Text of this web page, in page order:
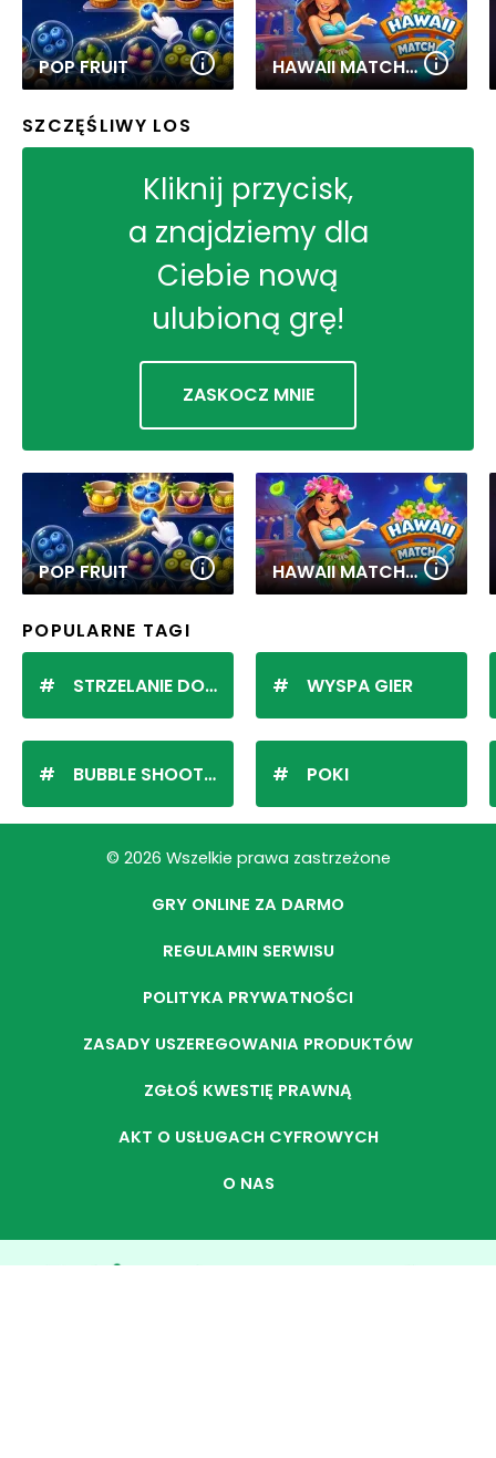
POP FRUIT HAWAII MATCH 6
SZCZĘŚLIWY LOS
Kliknij przycisk,
a znajdziemy dla
Ciebie nową
ulubioną grę!
ZASKOCZ MNIE
POP FRUIT HAWAII MATCH 6
POPULARNE TAGI
STRZELANIE DO KULEK
BUBBLE SHOOTER
WYSPA GIER
POKI
© 2026 Wszelkie prawa zastrzeżone
GRY ONLINE ZA DARMO
REGULAMIN SERWISU
POLITYKA PRYWATNOŚCI
ZASADY USZEREGOWANIA PRODUKTÓW
ZGŁOŚ KWESTIĘ PRAWNĄ
AKT O USŁUGACH CYFROWYCH
O NAS